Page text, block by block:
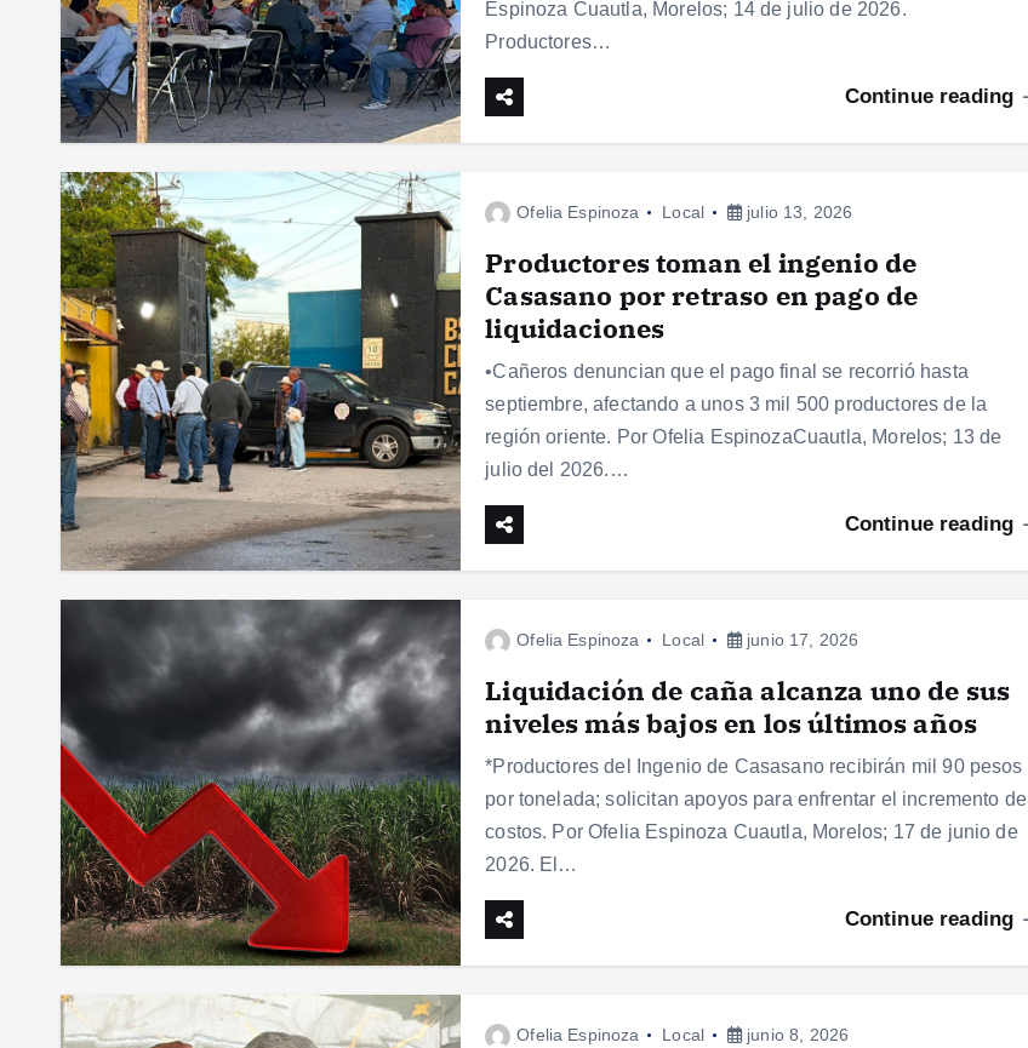
Espinoza Cuautla, Morelos; 14 de julio de 2026.
Productores…
Continue reading
Ofelia Espinoza Local julio 13, 2026
Productores toman el ingenio de
Casasano por retraso en pago de
liquidaciones
•Cañeros denuncian que el pago final se recorrió hasta
septiembre, afectando a unos 3 mil 500 productores de la
región oriente. Por Ofelia EspinozaCuautla, Morelos; 13 de
julio del 2026.…
Continue reading
Ofelia Espinoza Local junio 17, 2026
Liquidación de caña alcanza uno de sus
niveles más bajos en los últimos años
*Productores del Ingenio de Casasano recibirán mil 90 pesos
por tonelada; solicitan apoyos para enfrentar el incremento de
costos. Por Ofelia Espinoza Cuautla, Morelos; 17 de junio de
2026. El…
Continue reading
Ofelia Espinoza Local junio 8, 2026